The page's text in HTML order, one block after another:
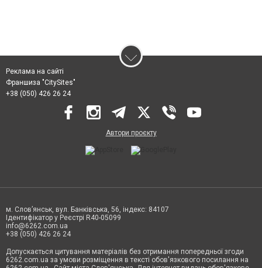
Реклама на сайті
Франшиза "CitySites"
+38 (050) 426 26 24
Автори проєкту
м. Слов’янськ, вул. Банківська, 56, індекс: 84107
Ідентифікатор у Реєстрі R40-05099
info@6262.com.ua
+38 (050) 426 26 24
Допускається цитування матеріалів без отримання попередньої згоди
6262.com.ua за умови розміщення в тексті обов'язкового посилання на